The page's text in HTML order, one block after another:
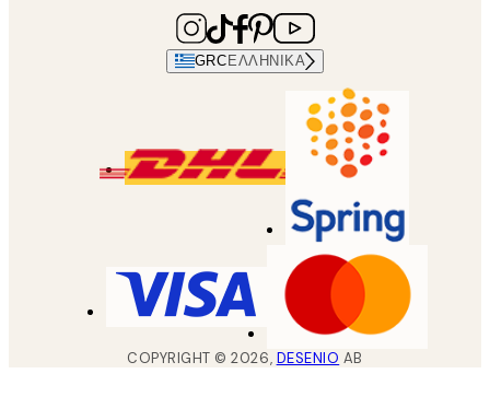
GRC ΕΛΛΗΝΙΚΆ
COPYRIGHT ©2026, DESENIO AB